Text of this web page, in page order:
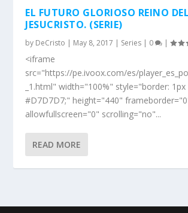
EL FUTURO GLORIOSO REINO
JESUCRISTO. (SERIE)
by DeCristo | May 8, 2017 | Series | 0 |
<iframe
src="https://pe.ivoox.com/es/
_1.html" width="100%" style="border: 1px
#D7D7D7;" height="440"
allowfullscreen="0" scrolling="no"...
READ MORE